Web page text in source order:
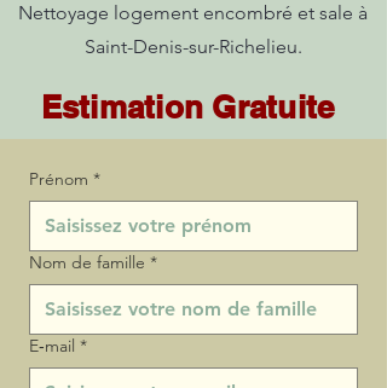
Nettoyage logement encombré et sale à
Saint-Denis-sur-Richelieu.
Estimation Gratuite
Prénom *
Nom de famille *
E‑mail *